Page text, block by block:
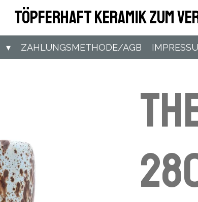
Töpferhaft Keramik zum
ZAHLUNGSMETHODE/AGB